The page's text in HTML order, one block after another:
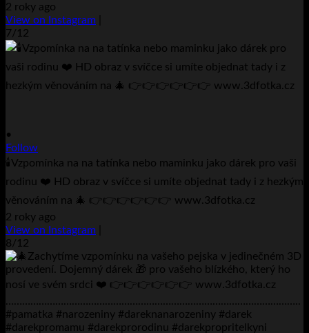
2 roky ago
View on Instagram
7/12
•
Follow
🕯️Vzpomínka na na tatínka nebo maminku jako dárek pro vaši
rodinu ❤️ HD obraz v svíčce si umíte objednat tady i z hezkým
věnováním na 🎄 👉👉👉👉👉👉 www.3dfotka.cz
2 roky ago
View on Instagram
8/12